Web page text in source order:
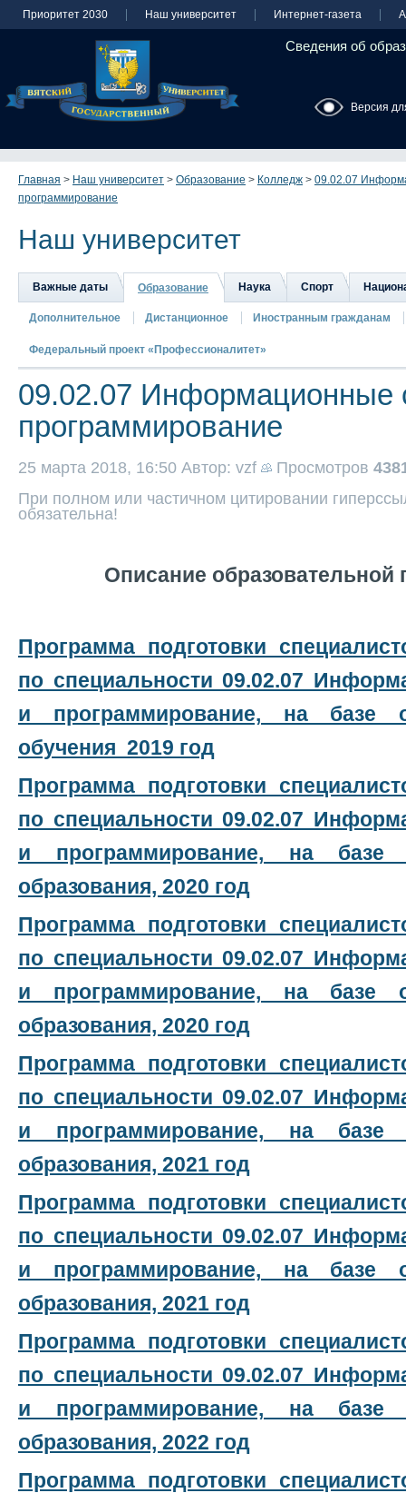
Приоритет 2030 Наш университет Интернет-газета
Сведения об
Версия
Главная > Наш университет > Образование > Колледж > 09.02.07
программирование
Наш университет
Важные даты Образование Наука Спорт
Дополнительное Дистанционное Иностранным гражданам
Федеральный проект «Профессионалитет»
09.02.07 Информационные
программирование
25 марта 2018, 16:50 Автор: vzf Просмотров
При полном или частичном цитировании
обязательна!
Описание
Программа подготовки
по специальности 09.02.07
и программирование, на базе
обучения 2019 год
Программа подготовки
по специальности 09.02.07
и программирование, на базе
образования, 2020 год
Программа подготовки
по специальности 09.02.07
и программирование, на базе
образования, 2020 год
Программа подготовки
по специальности 09.02.07
и программирование, на базе
образования, 2021 год
Программа подготовки
по специальности 09.02.07
и программирование, на базе
образования, 2021 год
Программа подготовки
по специальности 09.02.07
и программирование, на базе
образования, 2022 год
Программа подготовки